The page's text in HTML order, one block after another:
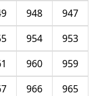
947
948
953
954
959
960
965
966